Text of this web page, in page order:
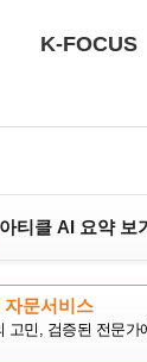
K-FOCUS
아티클 AI 요약 보
자문서비스
고민, 검증된 전문가